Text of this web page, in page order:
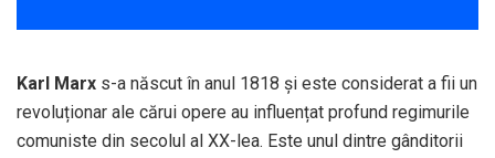
Karl Marx s-a născut în anul 1818 și este considerat a fii un
revoluționar ale cărui opere au influențat profund regimurile
comuniste din secolul al XX-lea. Este unul dintre gânditorii